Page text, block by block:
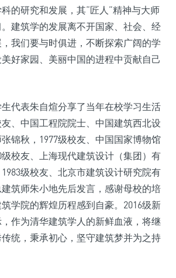
的研究和发展，其“匠人”精神与大师
建筑学的发展离不开国家、社会、经
我们要与时俱进，不断探索广阔的学
好家园、美丽中国的进程中贡献自己
代表朱自煊分享了当年在校学习生活
、中国工程院院士、中国建筑西北设
锦秋，1977级校友、中国国家博物馆
校友、上海现代建筑设计（集团）有
级校友、北京市建筑设计研究院有
筑师朱小地先后发言，感谢母校的培
学院的辉煌历程感到自豪。2016级新
作为清华建筑学人的新鲜血液，将继
统，秉承初心，坚守建筑梦并为之持